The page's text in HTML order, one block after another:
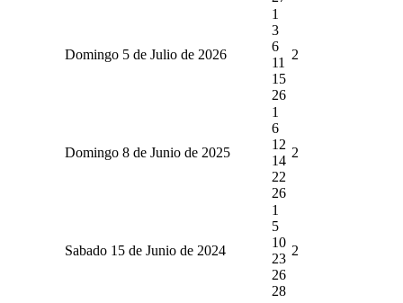
Domingo 5 de Julio de 2026
1
3
6
11
15
26
2
Domingo 8 de Junio de 2025
1
6
12
14
22
26
2
Sabado 15 de Junio de 2024
1
5
10
23
26
28
2